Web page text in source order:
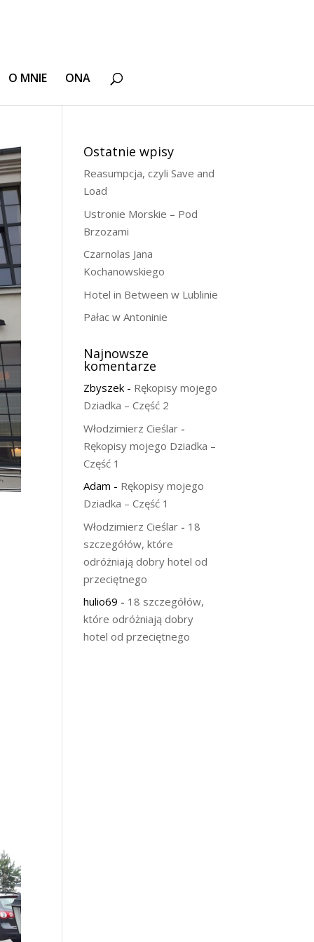
O MNIE ONA
Ostatnie wpisy
Reasumpcja, czyli Save and
Load
Ustronie Morskie – Pod
Brzozami
Czarnolas Jana
Kochanowskiego
Hotel in Between w Lublinie
Pałac w Antoninie
Najnowsze
komentarze
Zbyszek - Rękopisy mojego
Dziadka – Część 2
Włodzimierz Cieślar -
Rękopisy mojego Dziadka –
Część 1
Adam - Rękopisy mojego
Dziadka – Część 1
Włodzimierz Cieślar - 18
szczegółów, które
odróżniają dobry hotel od
przeciętnego
hulio69 - 18 szczegółów,
które odróżniają dobry
hotel od przeciętnego